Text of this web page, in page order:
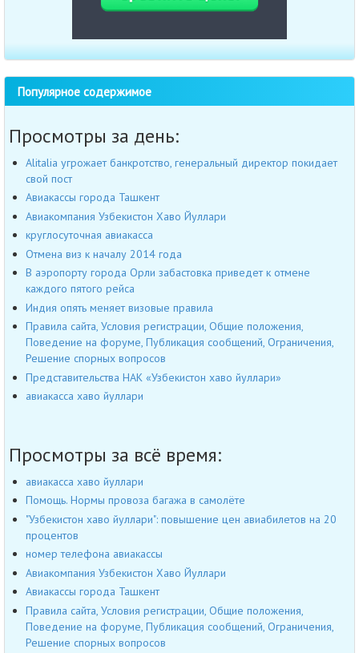
Популярное содержимое
Просмотры за день:
Alitalia угрожает банкротство, генеральный директор покидает
свой пост
Авиакассы города Ташкент
Авиакомпания Узбекистон Хаво Йуллари
круглосуточная авиакасса
Отмена виз к началу 2014 года
В аэропорту города Орли забастовка приведет к отмене
каждого пятого рейса
Индия опять меняет визовые правила
Правила сайта, Условия регистрации, Общие положения,
Поведение на форуме, Публикация сообщений, Ограничения,
Решение спорных вопросов
Представительства НАК «Узбекистон хаво йуллари»
авиакасса хаво йуллари
Просмотры за всё время:
авиакасса хаво йуллари
Помощь. Нормы провоза багажа в самолёте
"Узбекистон хаво йуллари": повышение цен авиабилетов на 20
процентов
номер телефона авиакассы
Авиакомпания Узбекистон Хаво Йуллари
Авиакассы города Ташкент
Правила сайта, Условия регистрации, Общие положения,
Поведение на форуме, Публикация сообщений, Ограничения,
Решение спорных вопросов